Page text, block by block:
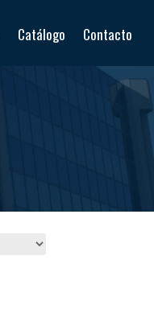
Catálogo Contacto